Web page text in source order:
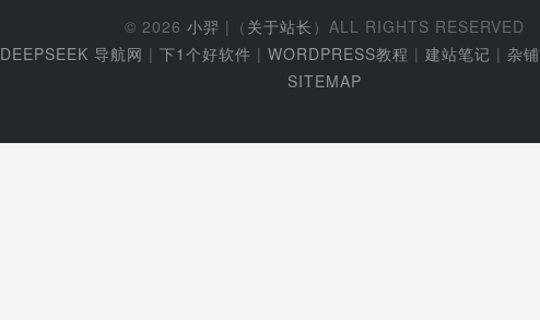
© 2026 小羿 |（ 关于站长 ）ALL RIGHTS RESERVED
DEEPSEEK 导航网 | 下1个好软件 | WORDPRESS教程 | 建站笔记 | 杂铺
SITEMAP